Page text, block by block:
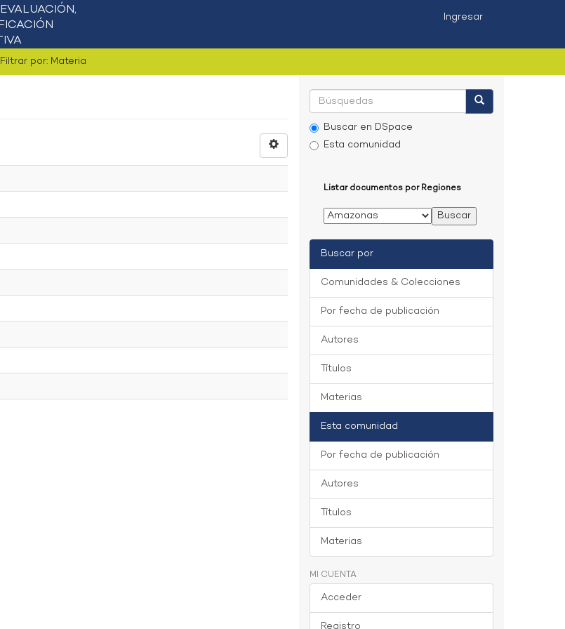
Ingresar
Filtrar por: Materia
Buscar en DSpace
Esta comunidad
Listar documentos por Regiones
Buscar por
Comunidades & Colecciones
Por fecha de publicación
Autores
Títulos
Materias
Esta comunidad
Por fecha de publicación
Autores
Títulos
Materias
MI CUENTA
Acceder